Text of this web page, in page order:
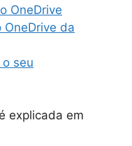
OneDrive
OneDrive da
seu
explicada em